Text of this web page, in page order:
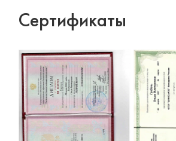
Сертификаты